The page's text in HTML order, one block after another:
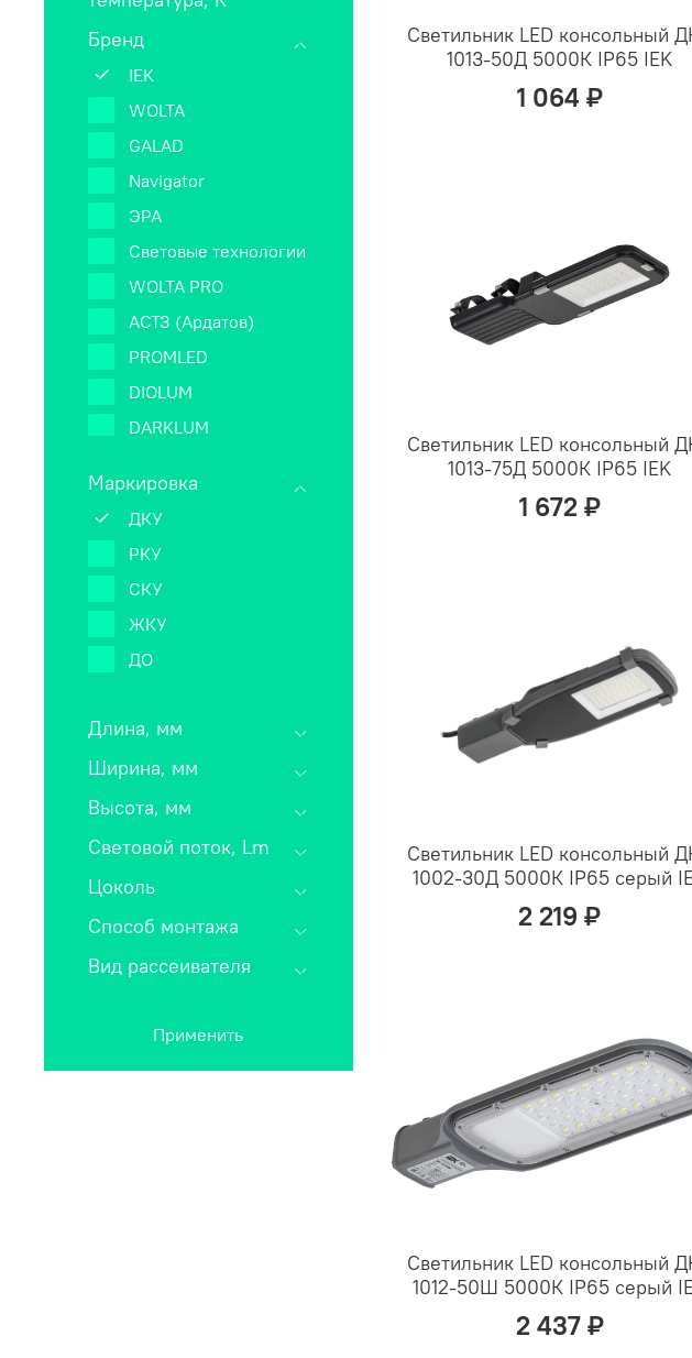
Светильник LED консольный
1013-50Д 5000К IP65 IEK
1 064 ₽
Светильник LED консольный
1013-75Д 5000К IP65 IEK
1 672 ₽
Светильник LED консольный
1002-30Д 5000К IP65 серый
2 219 ₽
Светильник LED консольный
1012-50Ш 5000К IP65 серый
2 437 ₽
Бренд
IEK
WOLTA
GALAD
Navigator
ЭРА
Световые технологии
WOLTA PRO
АСТЗ (Ардатов)
PROMLED
DIOLUM
DARKLUM
Маркировка
ДКУ
РКУ
СКУ
ЖКУ
ДО
Длина, мм
Ширина, мм
Высота, мм
Световой поток, Lm
Цоколь
Способ монтажа
Вид рассеивателя
Применить